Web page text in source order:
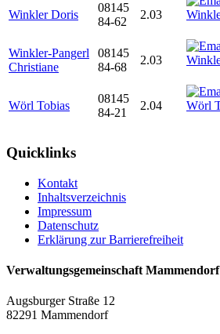
Winkler Doris
08145
84-62
2.03
Winkler-Pangerl
Christiane
08145
84-68
2.03
Wörl Tobias
08145
84-21
2.04
Quicklinks
Kontakt
Inhaltsverzeichnis
Impressum
Datenschutz
Erklärung zur Barrierefreiheit
Verwaltungsgemeinschaft Mammendorf
Augsburger Straße 12
82291 Mammendorf